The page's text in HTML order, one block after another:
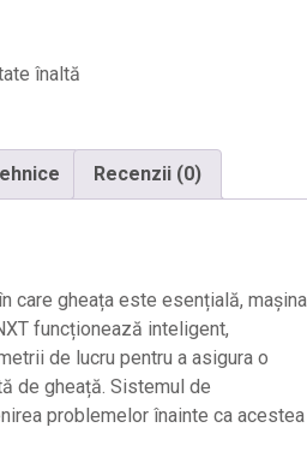
înaltă
Recenzii (0)
care gheața este esențială, mașina
funcționează inteligent,
de lucru pentru a asigura o
de gheață. Sistemul de
problemelor înainte ca acestea